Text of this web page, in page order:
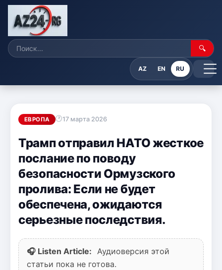
🔍
AZ EN RU
ЕВРОПА 17 марта 2026
Трамп отправил НАТО жесткое
послание по поводу
безопасности Ормузского
пролива: Если не будет
обеспечена, ожидаются
серьезные последствия.
🎧 Listen Article:
Аудиоверсия этой
статьи пока не готова.